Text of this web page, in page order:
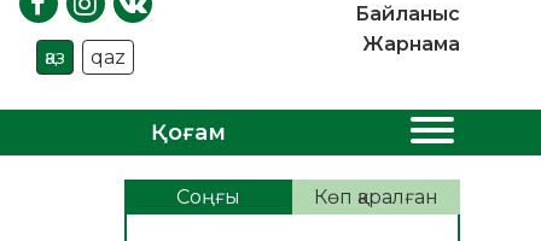
қаз qaz
Байланыс
Жарнама
Қоғам
Соңғы Көп қаралған